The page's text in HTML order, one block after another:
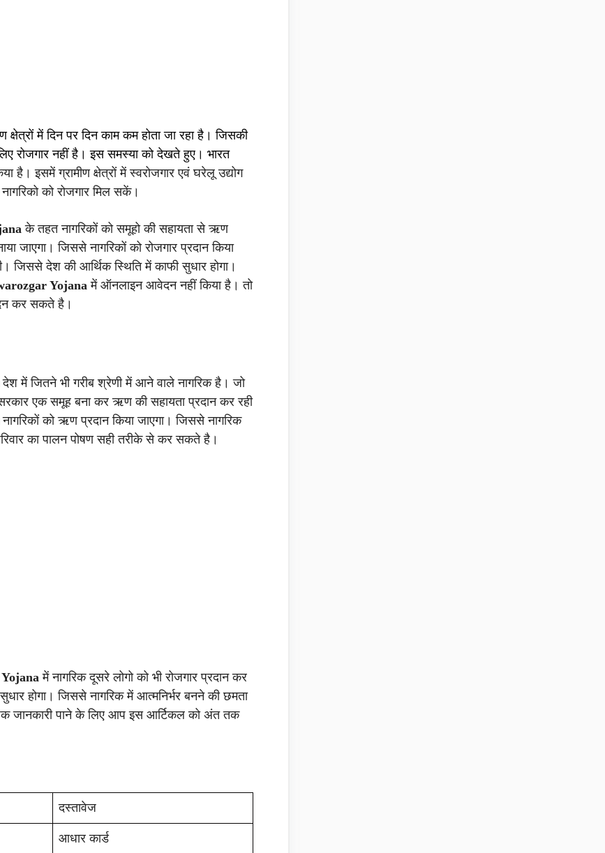
में दिन पर दिन काम कम होता जा रहा है। जिसकी
रोजगार नहीं है। इस समस्या को देखते हुए। भारत
है। इसमें ग्रामीण क्षेत्रों में स्वरोजगार एवं घरेलू उद्योग
को रोजगार मिल सकें।
के तहत नागरिकों को समूहो की सहायता से ऋण
जाएगा। जिससे नागरिकों को रोजगार प्रदान किया
जिससे देश की आर्थिक स्थिति में काफी सुधार होगा।
Yojana में ऑनलाइन आवेदन नहीं किया है। तो
कर सकते है।
देश में जितने भी गरीब श्रेणी में आने वाले नागरिक है। जो
एक समूह बना कर ऋण की सहायता प्रदान कर रही
को ऋण प्रदान किया जाएगा। जिससे नागरिक
का पालन पोषण सही तरीके से कर सकते है।
Yojanaमें नागरिक दूसरे लोगो को भी रोजगार प्रदान कर
होगा। जिससे नागरिक में आत्मनिर्भर बनने की छमता
जानकारी पाने के लिए आप इस आर्टिकल को अंत तक
दस्तावेज
आधार कार्ड